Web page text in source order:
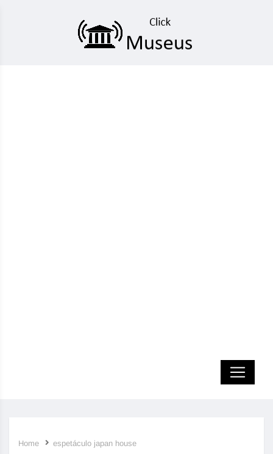
Home espetáculo japan house